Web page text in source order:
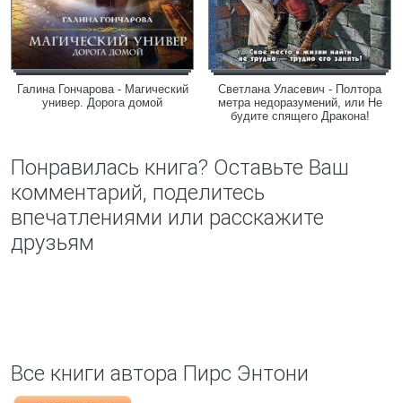
Галина Гончарова - Магический
универ. Дорога домой
Светлана Уласевич - Полтора
метра недоразумений, или Не
будите спящего Дракона!
Понравилась книга? Оставьте Ваш
комментарий, поделитесь
впечатлениями или расскажите
друзьям
Все книги автора Пирс Энтони